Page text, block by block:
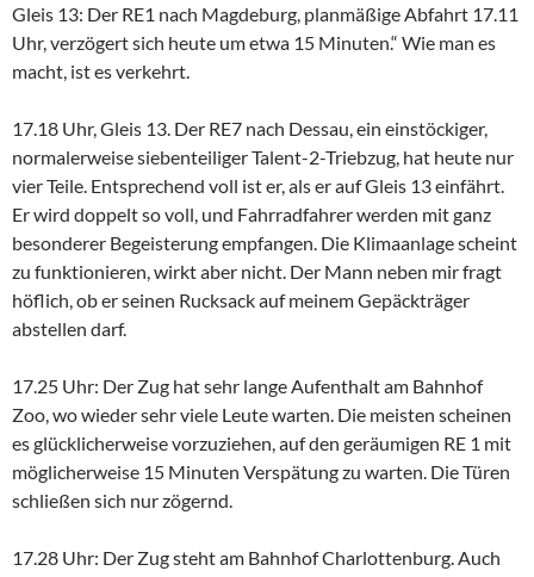
Gleis 13: Der RE1 nach Magdeburg, planmäßige Abfahrt 17.11
Uhr, verzögert sich heute um etwa 15 Minuten.“ Wie man es
macht, ist es verkehrt.
17.18 Uhr, Gleis 13. Der RE7 nach Dessau, ein einstöckiger,
normalerweise siebenteiliger Talent-2-Triebzug, hat heute nur
vier Teile. Entsprechend voll ist er, als er auf Gleis 13 einfährt.
Er wird doppelt so voll, und Fahrradfahrer werden mit ganz
besonderer Begeisterung empfangen. Die Klimaanlage scheint
zu funktionieren, wirkt aber nicht. Der Mann neben mir fragt
höflich, ob er seinen Rucksack auf meinem Gepäckträger
abstellen darf.
17.25 Uhr: Der Zug hat sehr lange Aufenthalt am Bahnhof
Zoo, wo wieder sehr viele Leute warten. Die meisten scheinen
es glücklicherweise vorzuziehen, auf den geräumigen RE 1 mit
möglicherweise 15 Minuten Verspätung zu warten. Die Türen
schließen sich nur zögernd.
17.28 Uhr: Der Zug steht am Bahnhof Charlottenburg. Auch